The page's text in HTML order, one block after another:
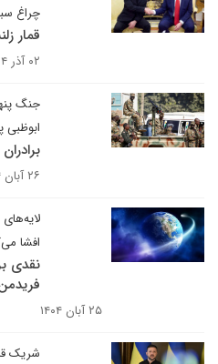
چراغ
قمار
۰۲ آذر ۱۴۰۴
جنگ
۲۶ آبان ۱۴۰۴
افشا
نقدی
۲۵ آبان ۱۴۰۴
شریک